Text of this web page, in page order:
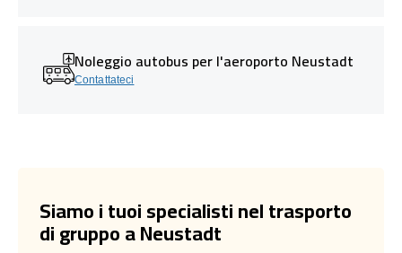
Noleggio autobus per l'aeroporto Neustadt
Contattateci
Siamo i tuoi specialisti nel trasporto
di gruppo a Neustadt